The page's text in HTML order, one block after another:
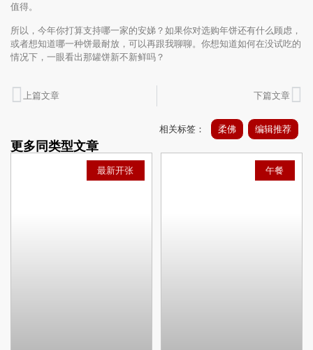
值得。
所以，今年你打算支持哪一家的安娣？如果你对选购年饼还有什么顾虑，
或者想知道哪一种饼最耐放，可以再跟我聊聊。你想知道如何在没试吃的
情况下，一眼看出那罐饼新不新鲜吗？
上篇文章 下篇文章
最新开张 午餐
相关标签： 柔佛 编辑推荐
更多同类型文章